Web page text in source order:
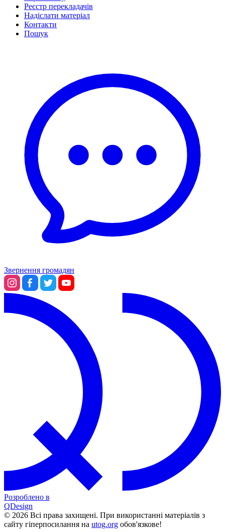
Реєстр перекладачів
Надіслати матеріал
Контакти
Пошук
Звернення громадян
Розроблено в
QDesign
© 2026 Всі права захищені. При використанні матеріалів з
сайту гіперпосилання на utog.org обов'язкове!